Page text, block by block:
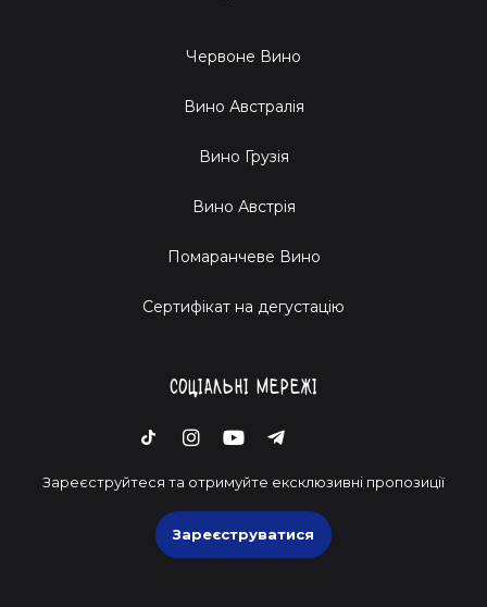
Червоне Вино
Вино Австралія
Вино Грузія
Вино Австрія
Помаранчеве Вино
Cертифікат на дегустацію
Соціальні мережі
Зареєструйтеся та отримуйте ексклюзивні пропозиції
Зареєструватися